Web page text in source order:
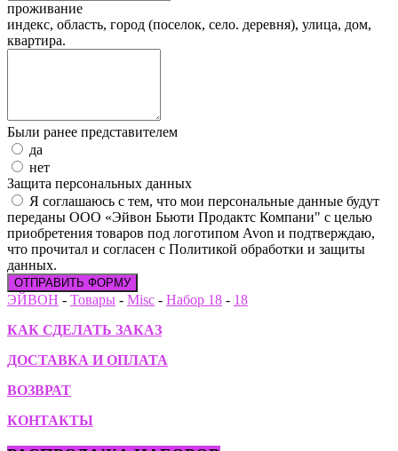
проживание
индекс, область, город (поселок, село. деревня), улица, дом,
квартира.
Были ранее представителем
да
нет
Защита персональных данных
Я соглашаюсь с тем, что мои персональные данные будут
переданы ООО «Эйвон Бьюти Продактс Компани" с целью
приобретения товаров под логотипом Avon и подтверждаю,
что прочитал и согласен с Политикой обработки и защиты
данных.
ОТПРАВИТЬ ФОРМУ
ЭЙВОН - Товары - Misc - Набор 18 - 18
КАК СДЕЛАТЬ ЗАКАЗ
ДОСТАВКА И ОПЛАТА
ВОЗВРАТ
КОНТАКТЫ